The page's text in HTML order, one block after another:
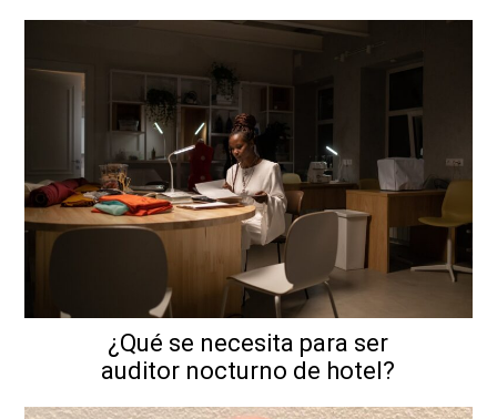
¿Qué se necesita para ser
auditor nocturno de hotel?